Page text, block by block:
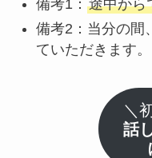
備考1： 途中から
備考2：当分の間
ていただきます。
＼
話